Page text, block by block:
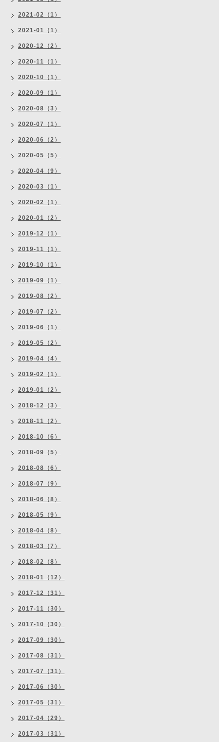
2021-02（1）
2021-01（1）
2020-12（2）
2020-11（1）
2020-10（1）
2020-09（1）
2020-08（3）
2020-07（1）
2020-06（2）
2020-05（5）
2020-04（9）
2020-03（1）
2020-02（1）
2020-01（2）
2019-12（1）
2019-11（1）
2019-10（1）
2019-09（1）
2019-08（2）
2019-07（2）
2019-06（1）
2019-05（2）
2019-04（4）
2019-02（1）
2019-01（2）
2018-12（3）
2018-11（2）
2018-10（6）
2018-09（5）
2018-08（6）
2018-07（9）
2018-06（8）
2018-05（9）
2018-04（8）
2018-03（7）
2018-02（8）
2018-01（12）
2017-12（31）
2017-11（30）
2017-10（30）
2017-09（30）
2017-08（31）
2017-07（31）
2017-06（30）
2017-05（31）
2017-04（29）
2017-03（31）